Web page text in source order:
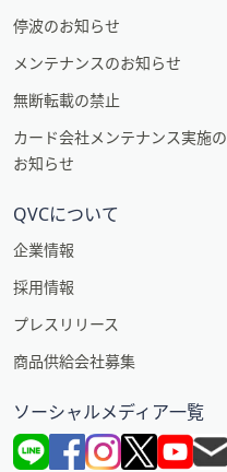
停波のお知らせ
メンテナンスのお知らせ
無断転載の禁止
カード会社メンテナンス実施の
お知らせ
QVCについて
企業情報
採用情報
プレスリリース
商品供給会社募集
ソーシャルメディア一覧